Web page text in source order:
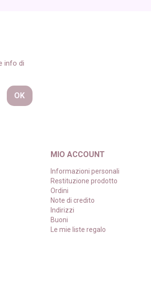
info di
MIO ACCOUNT
Informazioni personali
Restituzione prodotto
Ordini
Note di credito
Indirizzi
Buoni
Le mie liste regalo